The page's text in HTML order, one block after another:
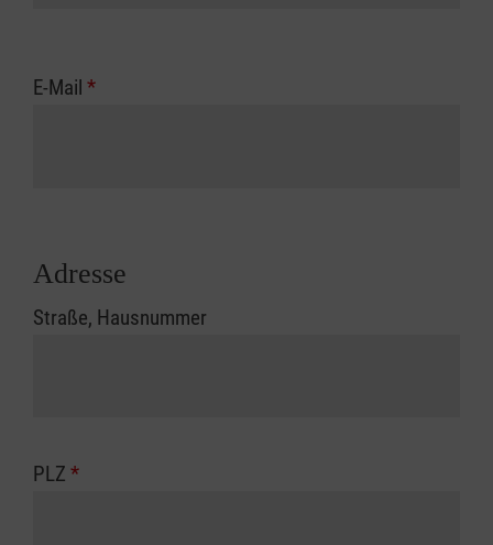
E-Mail *
Adresse
Straße, Hausnummer
PLZ *